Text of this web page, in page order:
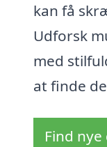
kan få
Udforsk
med
at finde
Find